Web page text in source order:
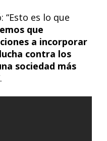
“Esto es lo que
que
a incorporar
contra los
sociedad más